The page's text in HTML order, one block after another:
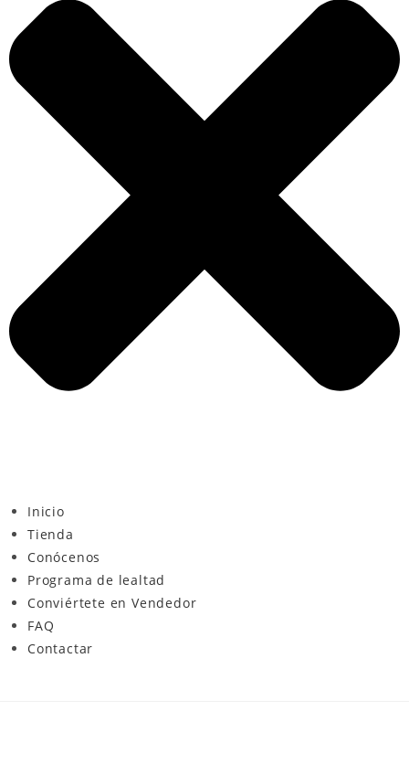
Inicio
Tienda
Conócenos
Programa de lealtad
Conviértete en Vendedor
FAQ
Contactar